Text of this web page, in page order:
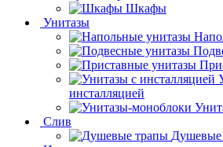
Шкафы
Унитазы
инсталляцией
Слив
Душевые